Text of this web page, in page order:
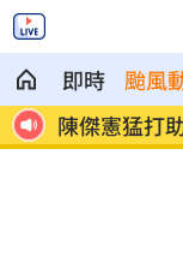
即時 颱風
連勝 餅總卻虧「